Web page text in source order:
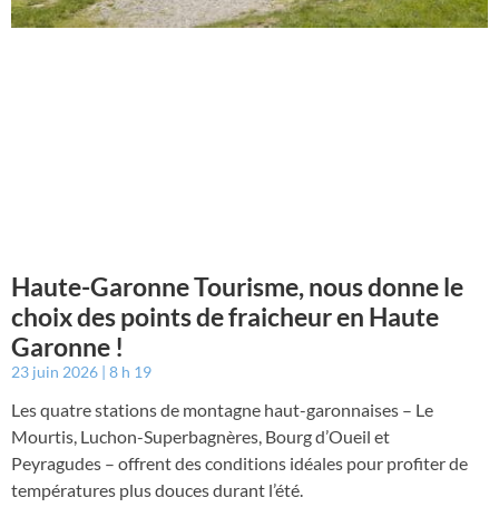
Haute-Garonne Tourisme, nous donne le
choix des points de fraicheur en Haute
Garonne !
23 juin 2026 8 h 19
Les quatre stations de montagne haut-garonnaises – Le
Mourtis, Luchon-Superbagnères, Bourg d’Oueil et
Peyragudes – offrent des conditions idéales pour profiter de
températures plus douces durant l’été.